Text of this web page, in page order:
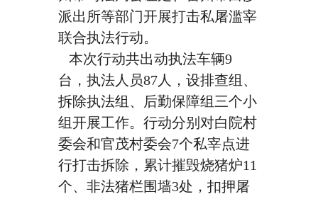
派出所等部门开展打击私屠滥宰
联合执法行动。
本次行动共出动执法车辆9
台，执法人员87人，设排查组、
拆除执法组、后勤保障组三个小
组开展工作。行动分别对白院村
委会和官茂村委会7个私宰点进
行打击拆除，累计摧毁烧猪炉11
个、非法猪栏围墙3处，扣押屠